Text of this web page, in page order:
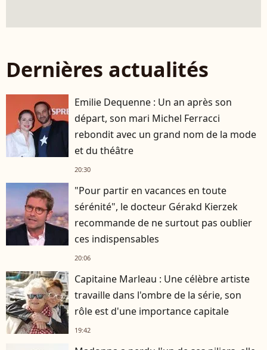
Dernières actualités
Emilie Dequenne : Un an après son
départ, son mari Michel Ferracci
rebondit avec un grand nom de la mode
et du théâtre
20:30
"Pour partir en vacances en toute
sérénité", le docteur Gérakd Kierzek
recommande de ne surtout pas oublier
ces indispensables
20:06
Capitaine Marleau : Une célèbre artiste
travaille dans l'ombre de la série, son
rôle est d'une importance capitale
19:42